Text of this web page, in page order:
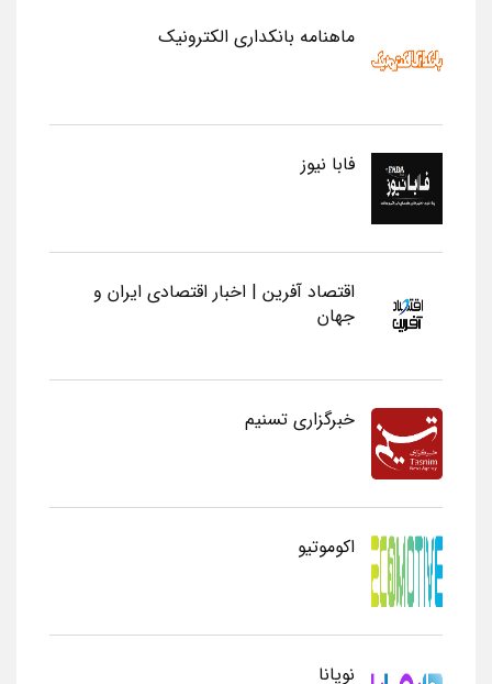
ماهنامه بانکداری الکترونیک
فابا نیوز
اقتصاد آفرین | اخبار اقتصادی ایران و
جهان
خبرگزاری تسنیم
اکوموتیو
نوپانا